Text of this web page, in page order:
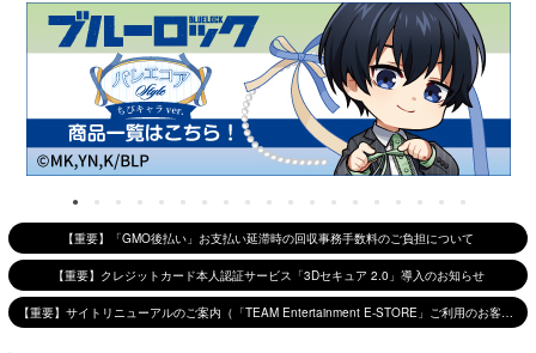
【重要】「GMO後払い」お支払い延滞時の回収事務手数料のご負担について
【重要】クレジットカード本人認証サービス「3Dセキュア 2.0」導入のお知らせ
【重要】サイトリニューアルのご案内（「TEAM Entertainment E-STORE」ご利用のお客様へ）